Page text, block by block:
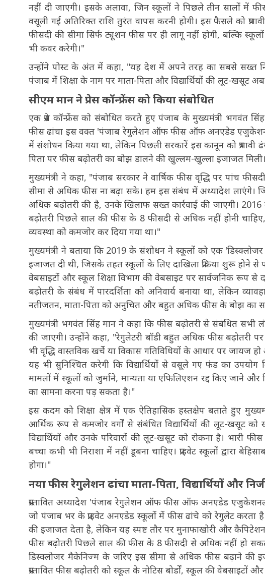
नहीं दी जाएगी। इसके अलावा, जिन स्कूलों ने पिछले तीन सालों में
वसूली गई अतिरिक्त राशि तुरंत वापस करनी होगी। इस फैसले को
फीसदी की सीमा सिर्फ ट्यूशन फीस पर ही लागू नहीं होगी, बल्कि
भी कवर करेगी।"
उन्होंने पोस्ट के अंत में कहा, "यह देश में अपने तरह का सबसे सख्त
पंजाब में शिक्षा के नाम पर माता-पिता और विद्यार्थियों की लूट-खसूट अब
सीएम मान ने प्रेस कॉन्फ्रेंस को किया संबोधित
एक प्रेस कॉन्फ्रेंस को संबोधित करते हुए पंजाब के मुख्यमंत्री भगवंत सिंह
फीस ढांचा इस वक्त 'पंजाब रेगुलेशन ऑफ फीस ऑफ अनएडेड
में संशोधन किया गया था, लेकिन पिछली सरकारें इस कानून को
पिता पर फीस बढ़ोतरी का बोझ डालने की खुल्लम-खुल्ला इजाजत मिली।
मुख्यमंत्री ने कहा, "पंजाब सरकार ने वार्षिक फीस वृद्धि पर पांच
सीमा से अधिक फीस ना बढ़ा सके। हम इस संबंध में अध्यादेश लाएंगे।
अधिक बढ़ोतरी की है, उनके खिलाफ सख्त कार्रवाई की जाएगी।
बढ़ोतरी पिछले साल की फीस के 8 फीसदी से अधिक नहीं होनी
व्यवस्था को कमजोर कर दिया गया था।"
मुख्यमंत्री ने बताया कि 2019 के संशोधन ने स्कूलों को एक
इजाजत दी थी, जिसके तहत स्कूलों के लिए दाखिला प्रक्रिया शुरू होने से
वेबसाइटों और स्कूल शिक्षा विभाग की वेबसाइट पर सार्वजनिक रूप से
बढ़ोतरी के संबंध में पारदर्शिता को अनिवार्य बनाया था, लेकिन
नतीजतन, माता-पिता को अनुचित और बहुत अधिक फीस के बोझ का
मुख्यमंत्री भगवंत सिंह मान ने कहा कि फीस बढ़ोतरी से संबंधित सभी
की जाएगी। उन्होंने कहा, "रेगुलेटरी बॉडी बहुत अधिक फीस
भी वृद्धि वास्तविक खर्चे या विकास गतिविधियों के आधार पर जायज
यह भी सुनिश्चित करेगी कि विद्यार्थियों से वसूले गए फंड का
मामलों में स्कूलों को जुर्माने, मान्यता या एफिलिएशन रद्द किए जाने
का सामना करना पड़ सकता है।"
इस कदम को शिक्षा क्षेत्र में एक ऐतिहासिक हस्तक्षेप बताते हुए
आर्थिक रूप से कमजोर वर्गों से संबंधित विद्यार्थियों की लूट-खसूट
विद्यार्थियों और उनके परिवारों की लूट-खसूट को रोकना है। भारी
बच्चा कभी भी निराशा में नहीं डूबना चाहिए। प्राइवेट स्कूलों
होगा।"
नया फीस रेगुलेशन ढांचा माता-पिता, विद्यार्थियों और
प्रस्तावित अध्यादेश 'पंजाब रेगुलेशन ऑफ फीस ऑफ अनएडेड
जो पंजाब भर के प्राइवेट अनएडेड स्कूलों में फीस ढांचे को रेगुलेट करता
की इजाजत देता है, लेकिन यह स्पष्ट तौर पर मुनाफाखोरी और
फीस बढ़ोतरी पिछले साल की फीस के 8 फीसदी से अधिक नहीं हो
डिस्क्लोजर मैकेनिज्म के जरिए इस सीमा से अधिक फीस बढ़ाने की
प्रस्तावित फीस बढ़ोतरी को स्कूल के नोटिस बोर्डों, स्कूल की वेबसाइटों